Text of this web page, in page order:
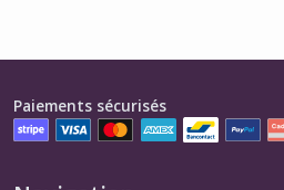
Paiements sécurisés